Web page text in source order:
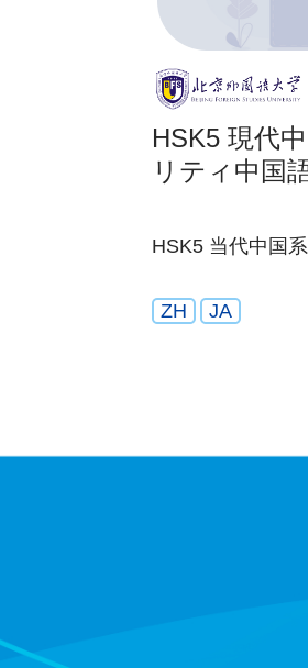
HSK5 現代
リティ中国
HSK5 当代中国
ZH JA